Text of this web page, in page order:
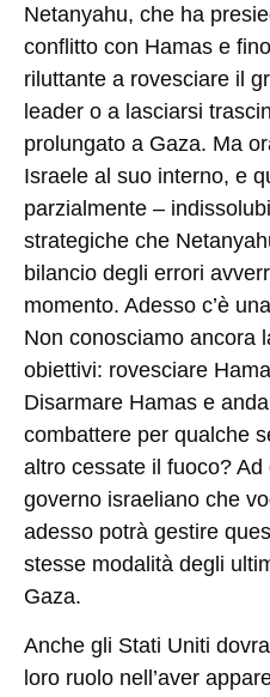
Netanyahu, che ha
conflitto con Hamas e
riluttante a rovesciare il
leader o a lasciarsi
prolungato a Gaza. Ma
Israele al suo interno, e
parzialmente –
strategiche che
bilancio degli errori
momento. Adesso c’è
Non conosciamo ancora
obiettivi: rovesciare
Disarmare Hamas e
combattere per qualche
altro cessate il fuoco?
governo israeliano che
adesso potrà gestire
stesse modalità degli
Gaza.
Anche gli Stati Uniti
loro ruolo nell’aver